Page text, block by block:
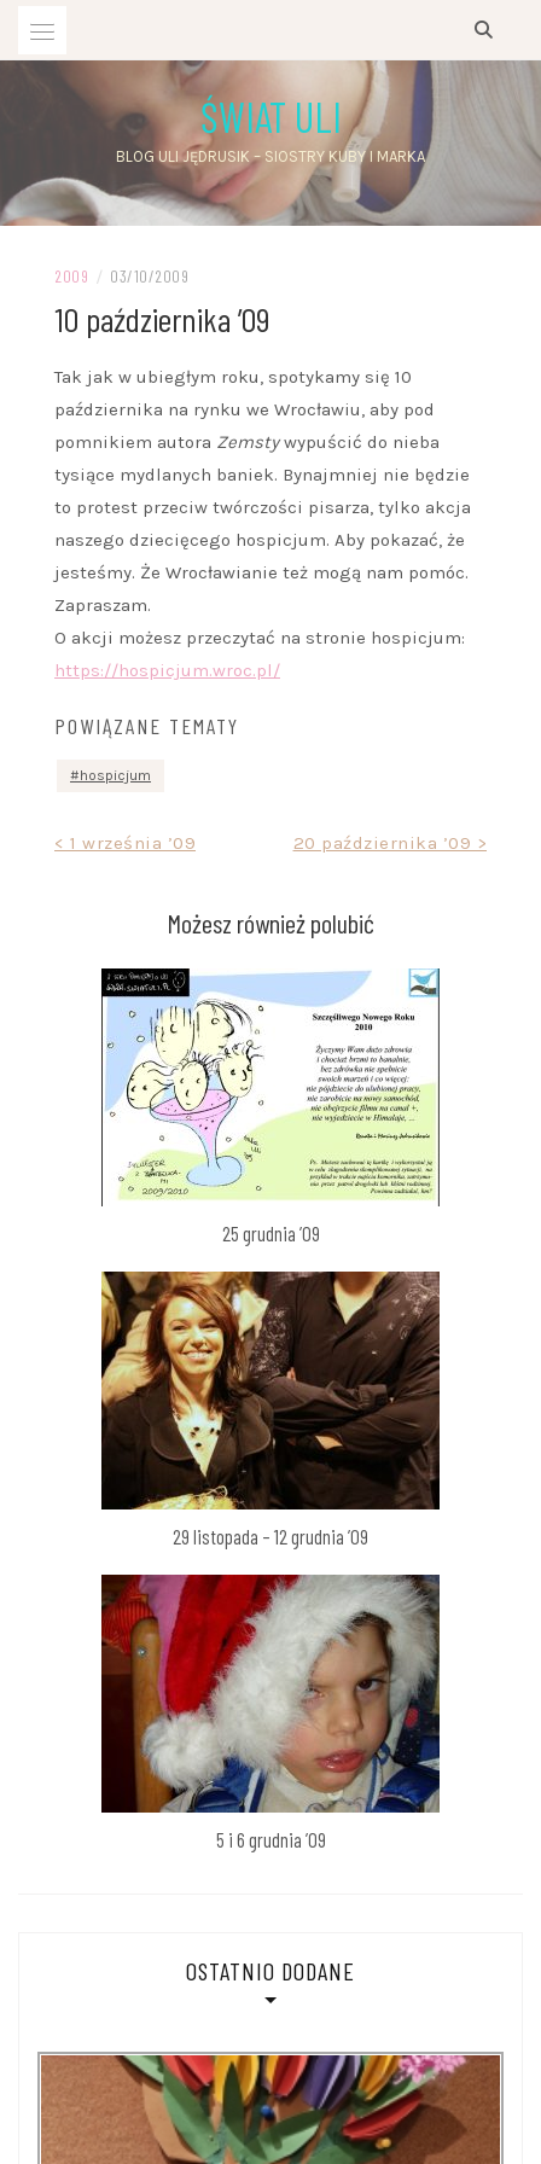
ŚWIAT ULI
BLOG ULI JĘDRUSIK – SIOSTRY KUBY I MARKA
2009 / 03/10/2009
10 października ’09
Tak jak w ubiegłym roku, spotykamy się 10
października na rynku we Wrocławiu, aby pod
pomnikiem autora Zemstywypuścić do nieba
tysiące mydlanych baniek. Bynajmniej nie będzie
to protest przeciw twórczości pisarza, tylko akcja
naszego dziecięcego hospicjum. Aby pokazać, że
jesteśmy. Że Wrocławianie też mogą nam pomóc.
Zapraszam.
O akcji możesz przeczytać na stronie hospicjum:
https://hospicjum.wroc.pl/
POWIĄZANE TEMATY
hospicjum
Nawigacja< 1 września ’09 20 października ’09 >
Możesz również polubić
25 grudnia ’09
29 listopada – 12 grudnia ’09
5 i 6 grudnia ’09
OSTATNIO DODANE